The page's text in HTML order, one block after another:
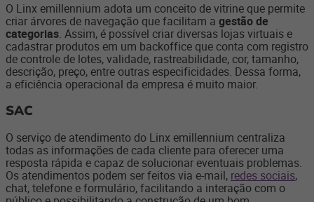
O Linx emillennium adota um conceito de vitrine que permite
criar árvores de navegação que facilitam a gestão de
categorias. Assim, é possível criar diversas lojas virtuais e
cadastrar produtos em um backoffice que conta com registro
de controle de lotes, validade, rastreabilidade, cor, tamanho,
descrição, preço, entre outras especificidades. Dessa forma,
a eficiência operacional da empresa é muito maior.
SAC
O serviço de atendimento do Linx emillennium centraliza
todas as informações de cada cliente para oferecer uma
resposta rápida e capaz de solucionar eventuais problemas.
Os atendimentos podem ser feitos via e-mail, redes sociais,
chat, telefone e formulário, facilitando a interação com o